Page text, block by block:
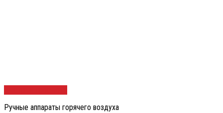
Ручные аппараты горячего воздуха